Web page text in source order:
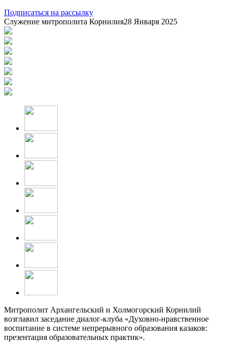
Подписаться на рассылку
Служение митрополита Корнилия28 Января 2025
Митрополит Архангельский и Холмогорский Корнилий
возглавил заседание диалог-клуба «Духовно-нравственное
воспитание в системе непрерывного образования казаков:
презентация образовательных практик».